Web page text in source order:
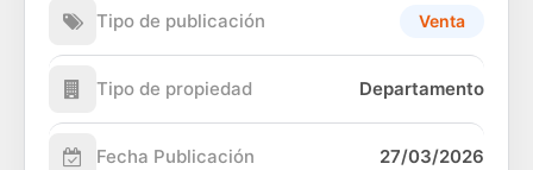
Tipo de publicación Venta
Tipo de propiedad Departamento
Fecha Publicación 27/03/2026